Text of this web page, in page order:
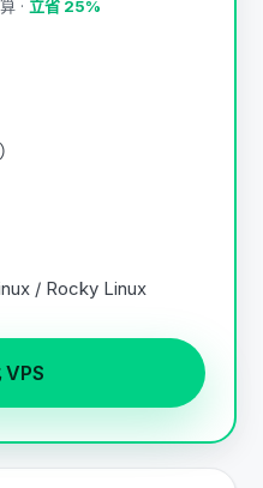
· 立省 25%
/ Rocky Linux
VPS